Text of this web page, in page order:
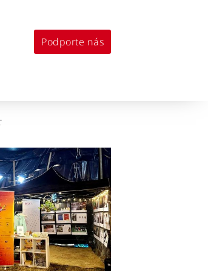
Podporte nás